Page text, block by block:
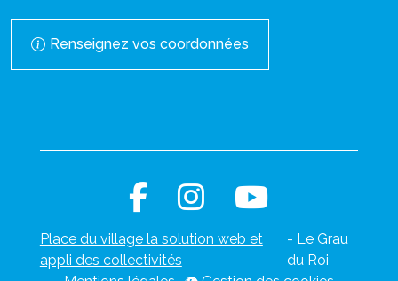
Renseignez vos coordonnées
Place du village la solution web et
appli des collectivités
- Le Grau
du Roi